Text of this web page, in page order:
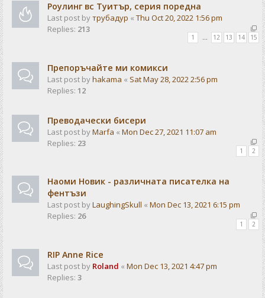
Роулинг вс Туитър, серия поредна
Last post byтрубадур « Thu Oct 20, 2022 1:56 pm
Replies: 213
1 12 13 14 15
Препоръчайте ми комикси
Last post byhakama « Sat May 28, 2022 2:56 pm
Replies: 12
Преводачески бисери
Last post byMarfa « Mon Dec 27, 2021 11:07 am
Replies: 23
1 2
Наоми Новик - различната писателка на
фентъзи
Last post byLaughingSkull « Mon Dec 13, 2021 6:15 pm
Replies: 26
1 2
RIP Anne Rice
Last post by Roland « Mon Dec 13, 2021 4:47 pm
Replies: 3